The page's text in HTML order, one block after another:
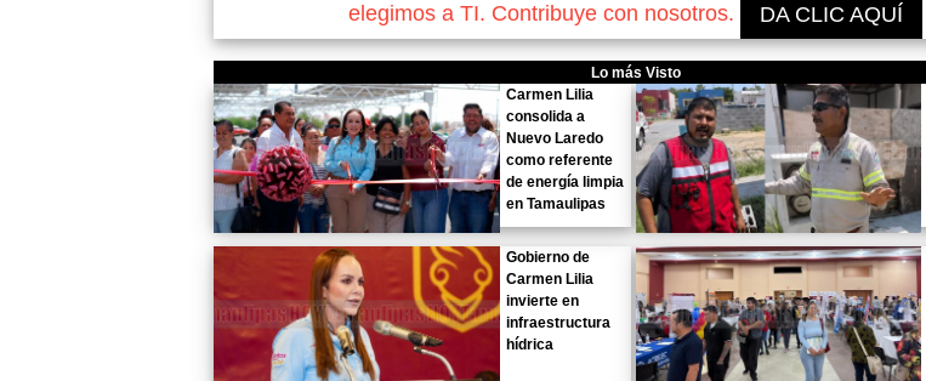
elegimos a TI. Contribuye con nosotros.
DA CLIC AQUÍ
Lo más Visto
Carmen Lilia
consolida a
Nuevo Laredo
como referente
de energía limpia
en Tamaulipas
Gobierno de
Carmen Lilia
invierte en
infraestructura
hídrica